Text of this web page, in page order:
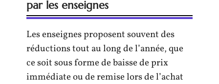
par les enseignes
Les enseignes proposent souvent des
réductions tout au long de l’année, que
ce soit sous forme de baisse de prix
immédiate ou de remise lors de l’achat